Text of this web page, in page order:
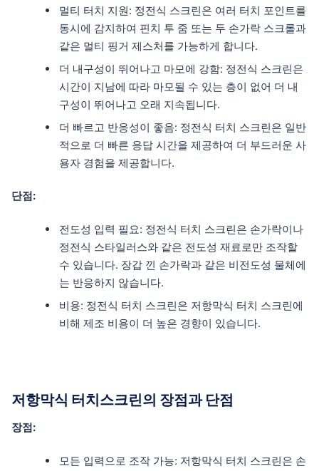
멀티 터치 지원: 정전식 스크린은 여러 터치 포인트를
동시에 감지하여 핀치 투 줌 또는 두 손가락 스크롤과
같은 멀티 핑거 제스처를 가능하게 합니다.
더 내구성이 뛰어나고 마모에 강함: 정전식 스크린은
시간이 지남에 따라 마모될 수 있는 층이 없어 더 내
구성이 뛰어나고 오래 지속됩니다.
더 빠르고 반응성이 좋음: 정전식 터치 스크린은 일반
적으로 더 빠른 응답 시간을 제공하여 더 부드러운 사
용자 경험을 제공합니다.
단점:
전도성 입력 필요: 정전식 터치 스크린은 손가락이나
정전식 스타일러스와 같은 전도성 재료로만 조작할
수 있습니다. 장갑 낀 손가락과 같은 비전도성 물체에
는 반응하지 않습니다.
비용: 정전식 터치 스크린은 저항막식 터치 스크린에
비해 제조 비용이 더 높은 경향이 있습니다.
저항막식 터치스크린의 장점과 단점
장점:
모든 입력으로 조작 가능: 저항막식 터치 스크린은 손